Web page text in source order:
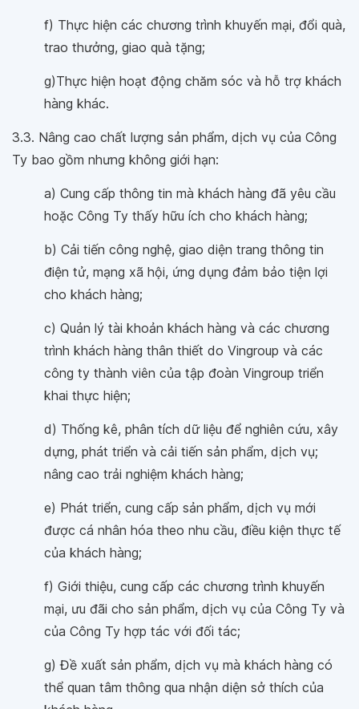
f) Thực hiện các chương trình khuyến mại, đổi quà,
trao thưởng, giao quà tặng;
g)Thực hiện hoạt động chăm sóc và hỗ trợ khách
hàng khác.
3.3. Nâng cao chất lượng sản phẩm, dịch vụ của Công
Ty bao gồm nhưng không giới hạn:
a) Cung cấp thông tin mà khách hàng đã yêu cầu
hoặc Công Ty thấy hữu ích cho khách hàng;
b) Cải tiến công nghệ, giao diện trang thông tin
điện tử, mạng xã hội, ứng dụng đảm bảo tiện lợi
cho khách hàng;
c) Quản lý tài khoản khách hàng và các chương
trình khách hàng thân thiết do Vingroup và các
công ty thành viên của tập đoàn Vingroup triển
khai thực hiện;
d) Thống kê, phân tích dữ liệu để nghiên cứu, xây
dựng, phát triển và cải tiến sản phẩm, dịch vụ;
nâng cao trải nghiệm khách hàng;
e) Phát triển, cung cấp sản phẩm, dịch vụ mới
được cá nhân hóa theo nhu cầu, điều kiện thực tế
của khách hàng;
f) Giới thiệu, cung cấp các chương trình khuyến
mại, ưu đãi cho sản phẩm, dịch vụ của Công Ty và
của Công Ty hợp tác với đối tác;
g) Đề xuất sản phẩm, dịch vụ mà khách hàng có
thể quan tâm thông qua nhận diện sở thích của